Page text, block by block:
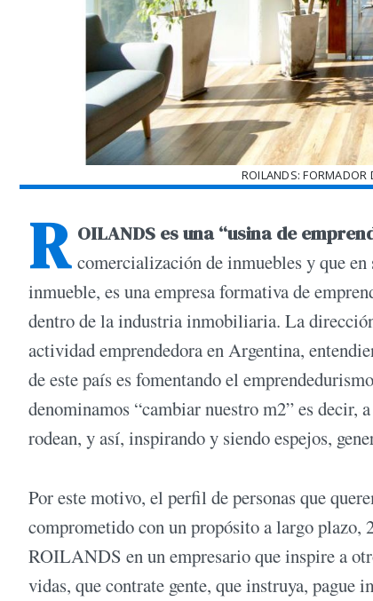
ROILANDS: FORMADOR
R OILANDS es una “usina de
comercialización de inmuebles y que
inmueble, es una empresa formativa de
dentro de la industria inmobiliaria. La
actividad emprendedora en Argentina,
de este país es fomentando el
denominamos “cambiar nuestro m2” es decir,
rodean, y así, inspirando y siendo espejos,
Por este motivo, el perfil de personas que
comprometido con un propósito a largo plazo,
ROILANDS en un empresario que inspire a
vidas, que contrate gente, que instruya, pague